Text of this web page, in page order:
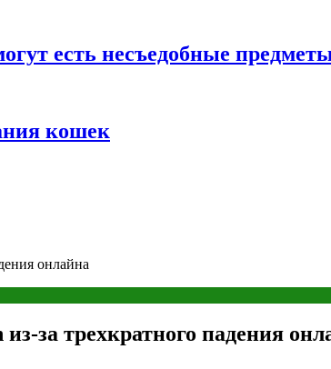
есть несъедобные
кошек
онлайна
за трехкратного падения